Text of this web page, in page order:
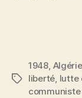
Étiquettes
1948, Algérie
liberté, lutte